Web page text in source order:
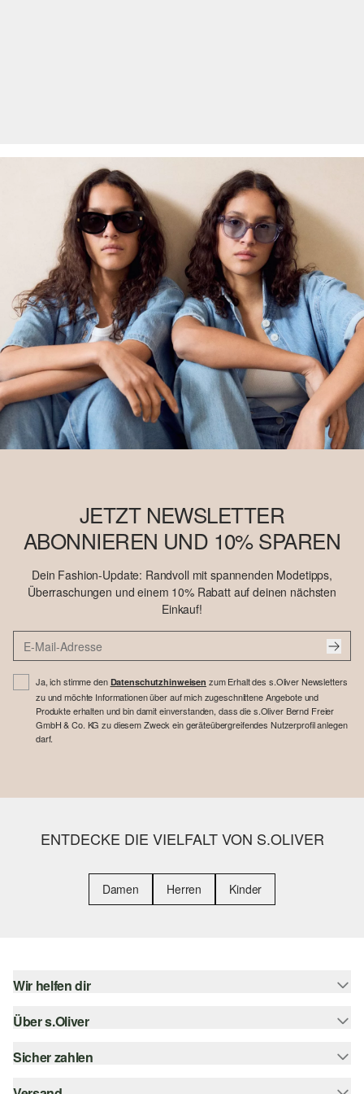
JETZT NEWSLETTER
ABONNIEREN UND 10% SPAREN
Dein Fashion-Update: Randvoll mit spannenden Modetipps,
Überraschungen und einem 10% Rabatt auf deinen nächsten
Einkauf!
Ja, ich stimme den Datenschutzhinweisen zum Erhalt des s.Oliver Newsletters
zu und möchte Informationen über auf mich zugeschnittene Angebote und
Produkte erhalten und bin damit einverstanden, dass die s.Oliver Bernd Freier
GmbH & Co. KG zu diesem Zweck ein geräteübergreifendes Nutzerprofil anlegen
darf.
ENTDECKE DIE VIELFALT VON S.OLIVER
Damen Herren Kinder
Wir helfen dir
Hilfe & FAQ
Größenberatung
Über s.Oliver
s.Oliver Magazin
Whatsapp
Sicher zahlen